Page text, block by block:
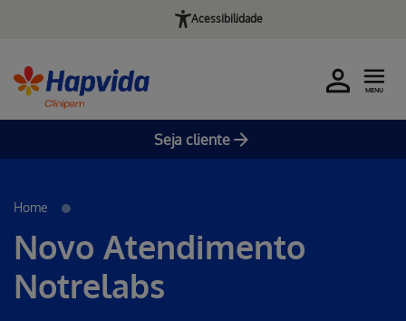
Acessibilidade
Seja cliente
MENU
Home
Novo Atendimento
Notrelabs